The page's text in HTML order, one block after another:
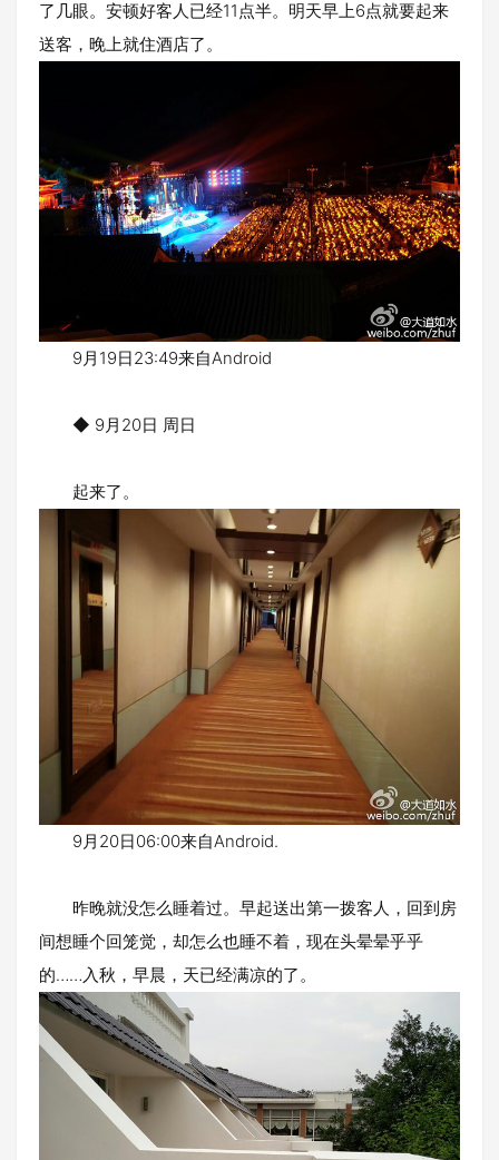
了几眼。安顿好客人已经11点半。明天早上6点就要起来
送客，晚上就住酒店了。
9月19日23:49来自Android
◆ 9月20日 周日
起来了。
9月20日06:00来自Android.
昨晚就没怎么睡着过。早起送出第一拨客人，回到房
间想睡个回笼觉，却怎么也睡不着，现在头晕晕乎乎
的……入秋，早晨，天已经满凉的了。